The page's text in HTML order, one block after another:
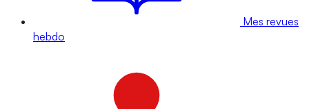
Mes revues
hebdo